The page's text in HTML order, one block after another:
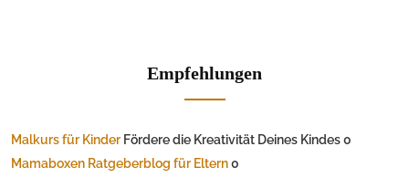
Empfehlungen
Malkurs für Kinder Fördere die Kreativität Deines Kindes 0
Mamaboxen Ratgeberblog für Eltern0